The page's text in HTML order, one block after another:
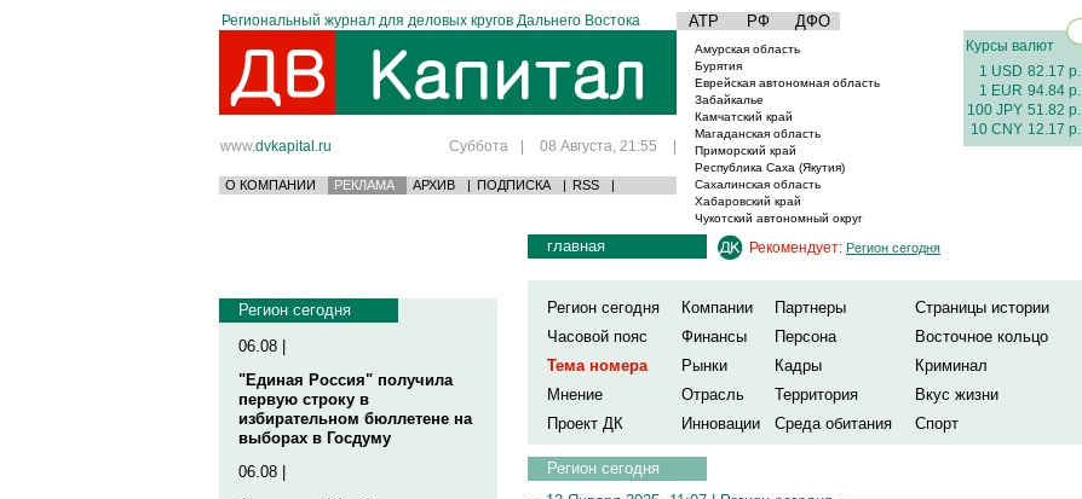
Региональный журнал для деловых кругов Дальнего Востока АТР РФ ДФО
www.dvkapital.ru Суббота | 08 Августа, 21:55 |
О КОМПАНИИ РЕКЛАМА АРХИВ | ПОДПИСКА | RSS |
Амурская область
Бурятия
Еврейская автономная область
Забайкалье
Камчатский край
Магаданская область
Приморский край
Республика Саха (Якутия)
Сахалинская область
Хабаровский край
Чукотский автономный округ
Курсы валют
1 USD 82.17 р.
1 EUR 94.84 р.
100 JPY 51.82 р.
10 CNY 12.17 р.
Регион сегодня
06.08 |
"Единая Россия" получила
первую строку в
избирательном бюллетене на
выборах в Госдуму
06.08 |
главная Рекомендует: Регион сегодня
Регион сегодня Компании Партнеры
Страницы истории
Часовой пояс
Финансы Персона
Восточное кольцо
Тема номера
Рынки Кадры
Криминал
Мнение
Отрасль Территория
Вкус жизни
Проект ДК
Инновации Среда обитания Спорт
Регион сегодня